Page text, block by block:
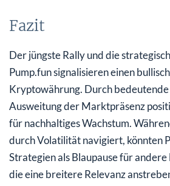
Fazit
Der jüngste Rally und die
Pump.fun signalisieren einen
Kryptowährung. Durch
Ausweitung der Marktpräsenz
für nachhaltiges Wachstum.
durch Volatilität navigiert, könnten
Strategien als Blaupause für andere
die eine breitere Relevanz